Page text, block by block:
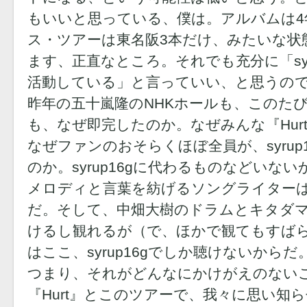
もいいと思っている、僕は。アルバムは
ス・ツアーは東名阪3本だけ、みたいな
ます、正直なところ。それでも充分に「
活動している」と言っていい、と思うの
昨年の五十嵐隆のNHKホールも、このた
も、なぜ即完したのか。なぜみんな『
なぜファンのおそらくほぼ全員が、
のか。syrup16gに代わるものなどいない
メロディと言葉を紡げるソングライター
だ。そして、中畑大樹のドラムとキタダ
けるし観れるが（で、ほかで観てもすば
はここ、syrup16gでしか聴けないからだ
つまり、それがどんなにかけがえのない
『Hurt』とこのツアーで、我々に思い知